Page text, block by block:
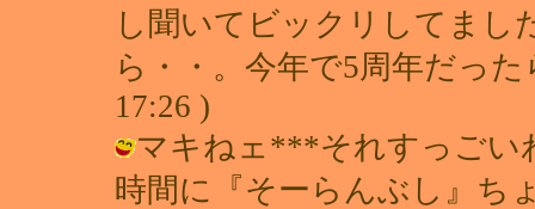
し聞いてビックリしてまし
ら・・。今年で5周年だっ
17:26 )
マキねェ***それすっごい
時間に『そーらんぶし』ち